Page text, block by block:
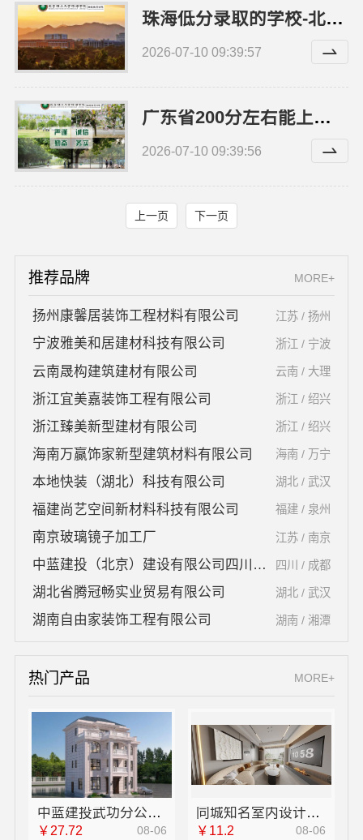
珠海低分录取的学校-北京理工大学珠海学院继教院
2026-07-10 09:39:57
广东省200分左右能上的大学招生要求-北京理工大学珠海学院继教院
2026-07-10 09:39:56
上一页 下一页
推荐品牌 MORE+
扬州康馨居装饰工程材料有限公司 江苏 / 扬州
宁波雅美和居建材科技有限公司 浙江 / 宁波
云南晟构建筑建材有限公司 云南 / 大理
浙江宜美嘉装饰工程有限公司 浙江 / 绍兴
浙江臻美新型建材有限公司 浙江 / 绍兴
海南万赢饰家新型建筑材料有限公司 海南 / 万宁
本地快装（湖北）科技有限公司 湖北 / 武汉
福建尚艺空间新材料科技有限公司 福建 / 泉州
南京玻璃镜子加工厂 江苏 / 南京
中蓝建投（北京）建设有限公司四川第一分公司 四川 / 成都
湖北省腾冠畅实业贸易有限公司 湖北 / 武汉
湖南自由家装饰工程有限公司 湖南 / 湘潭
热门产品 MORE+
中蓝建投武功分公司厨房半包装修北欧风
￥27.72 08-06
同城知名室内设计团队高端，嘉兴绿色之家建材科技有限公司定制专属空间
￥11.2 08-06